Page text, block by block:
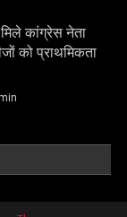
कांग्रेस नेता
को प्राथमिकता